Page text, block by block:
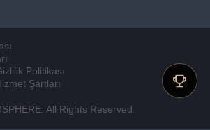
Politikası
Şartları
All Rights Reserved.